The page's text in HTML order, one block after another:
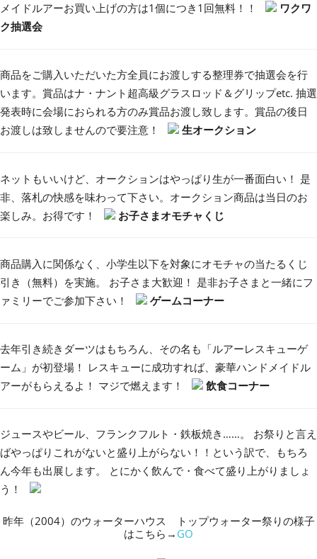
メイドルアーお買い上げの方は1個につき1回無料！！
ワクワ
ク抽選会
商品をご購入いただいた方全員にお渡しする整理券で抽選会を行
います。賞品はナ・ナント超高級グラスロッド＆グリップetc. 抽選
発表時に会場におられる方のみ賞品お渡し致します。賞品の後日
お渡しは致しませんので要注意！
生オークション
ネットもいいけど、オークションはやっぱり生が一番面白い！ 是
非、落札の快感を味わって下さい。オークション商品は当日のお
楽しみ。お得です！
お子さまオモチャくじ
商品購入に関係なく、小学生以下を対象にオモチャの当たるくじ
引き（無料）を実施。 お子さま大歓迎！ 是非お子さまと一緒にフ
ァミリーでご参加下さい！
ゲームコーナー
去年引き続きダーツはもちろん、その名も「ルアーレスキューゲ
ーム」が初登場！ レスキューに成功すれば、豪華ハンドメイドル
アーがもらえるよ！ マジで燃えます！
飲食コーナー
ジュースやビール、フランクフルト・鉄板焼き……。 お祭りと言え
ばやっぱりこれがないと盛り上がらない！！という訳で、もちろ
ん今年も出展します。 とにかく飲んで・食べて盛り上がりましょ
う！
昨年（2004）のウォーターハウス トップウォーター祭りの様子
はこちら→ GO